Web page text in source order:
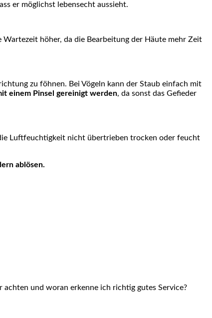
er möglichst lebensecht aussieht.
höher, da die Bearbeitung der Häute mehr Zeit
zu föhnen. Bei Vögeln kann der Staub einfach mit
einem Pinsel gereinigt werden, da sonst das Gefieder
Luftfeuchtigkeit nicht übertrieben trocken oder feucht
ablösen.
und woran erkenne ich richtig gutes Service?